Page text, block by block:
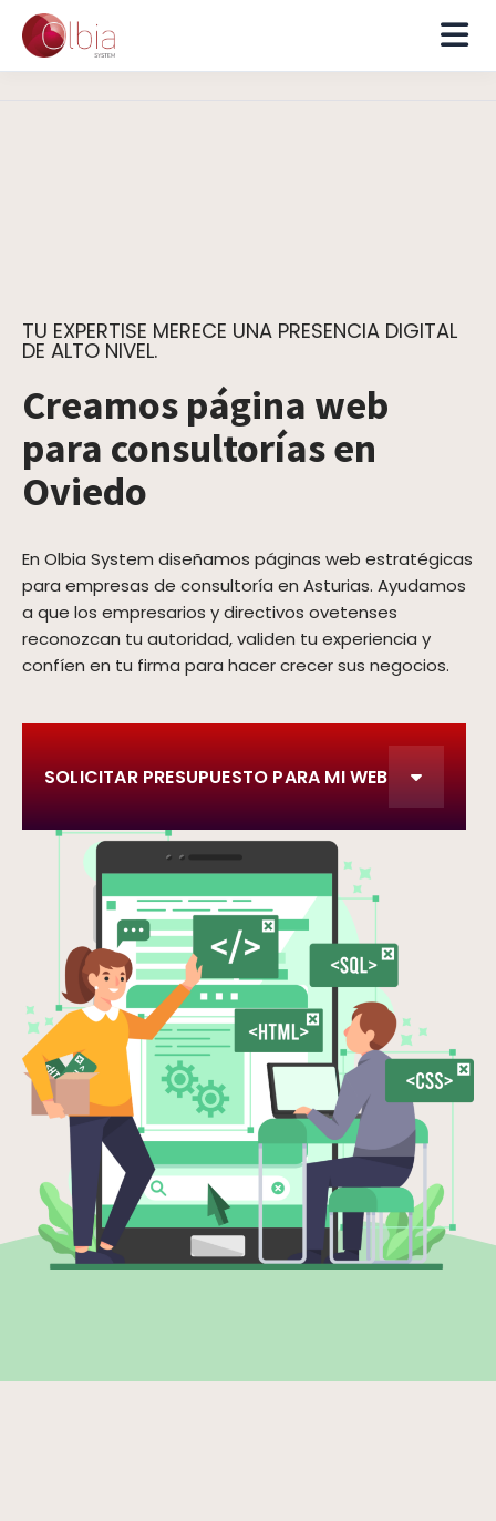
TU EXPERTISE MERECE UNA PRESENCIA DIGITAL
DE ALTO NIVEL.
Creamos página web
para consultorías en
Oviedo
En Olbia System diseñamos páginas web estratégicas
para empresas de consultoría en Asturias. Ayudamos
a que los empresarios y directivos ovetenses
reconozcan tu autoridad, validen tu experiencia y
confíen en tu firma para hacer crecer sus negocios.
SOLICITAR PRESUPUESTO PARA MI WEB